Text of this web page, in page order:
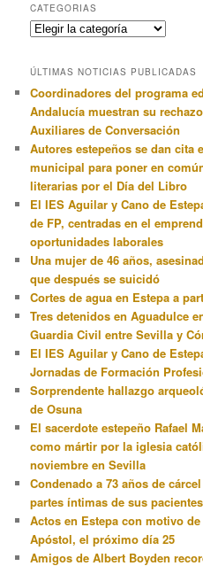
CATEGORIAS
Categorias
ÚLTIMAS NOTICIAS PUBLICADAS
Coordinadores del programa
Andalucía muestran su
Auxiliares de Conversación
Autores estepeños se dan cita
municipal para poner en
literarias por el Día del Libro
El IES Aguilar y Cano de
de FP, centradas en el
oportunidades laborales
Una mujer de 46 años,
que después se suicidó
Cortes de agua en Estepa a
Tres detenidos en Aguadulce
Guardia Civil entre Sevilla y
El IES Aguilar y Cano de
Jornadas de Formación
Sorprendente hallazgo
de Osuna
El sacerdote estepeño Rafael
como mártir por la iglesia
noviembre en Sevilla
Condenado a 73 años de
partes íntimas de sus
Actos en Estepa con motivo
Apóstol, el próximo día 25
Amigos de Albert Boyden